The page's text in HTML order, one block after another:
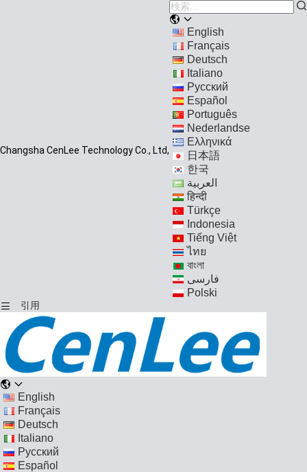
Changsha CenLee Technology Co., Ltd,
English
Français
Deutsch
Italiano
Русский
Español
Português
Nederlandse
Ελληνικά
日本語
한국
العربية
हिन्दी
Türkçe
Indonesia
Tiếng Việt
ไทย
বাংলা
فارسی
Polski
引用
English
Français
Deutsch
Italiano
Русский
Español